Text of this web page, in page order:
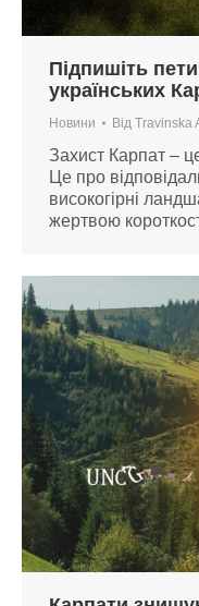
Підпишіть
українських
Новини Від Travinska
Захист Карпат –
Це про
високогірні
жертвою